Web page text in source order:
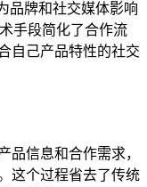
品牌和社交媒体影响
手段简化了合作流
自己产品特性的社交
品信息和合作需求，
这个过程省去了传统